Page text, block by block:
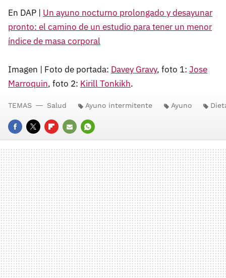
En DAP | Un ayuno nocturno prolongado y desayunar
pronto: el camino de un estudio para tener un menor
índice de masa corporal
Imagen | Foto de portada: Davey Gravy, foto 1: Jose
Marroquin, foto 2: Kirill Tonkikh.
FACEBOOK
TWITTERFLIPBOARD
E-
MAIL
WHATSAPP
TEMAS Salud Ayuno intermitente Ayuno